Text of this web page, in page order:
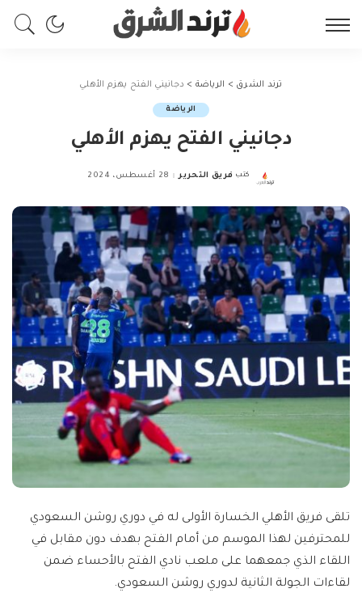
ترند الشرق > الرياضة > دجانيني الفتح يهزم الأهلي
الرياضة
دجانيني الفتح يهزم الأهلي
Posted
كتب فريق التحرير 28 أغسطس، 2024
تلقى فريق الأهلي الخسارة الأولى له في دوري روشن السعودي
للمحترفين لهذا الموسم من أمام الفتح بهدف دون مقابل في
اللقاء الذي جمعهما على ملعب نادي الفتح بالأحساء ضمن
لقاءات الجولة الثانية لدوري روشن السعودي.